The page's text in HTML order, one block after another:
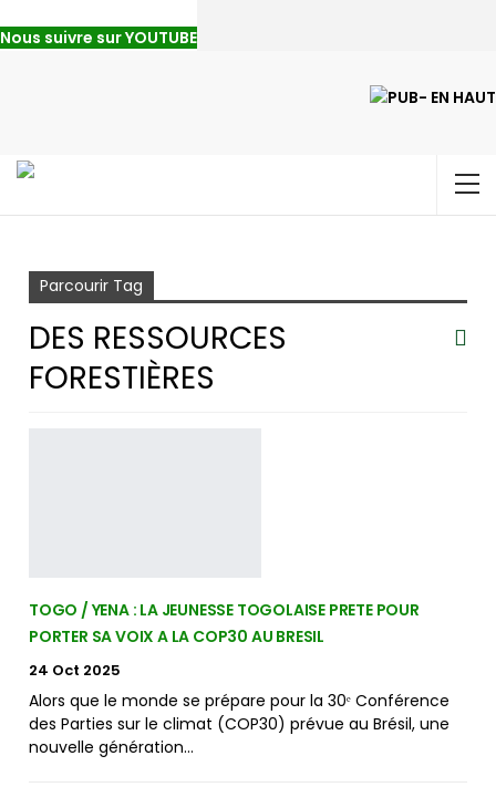
Nous suivre sur YOUTUBE
Parcourir Tag
DES RESSOURCES
FORESTIÈRES
TOGO / YENA : LA JEUNESSE TOGOLAISE PRETE POUR
PORTER SA VOIX A LA COP30 AU BRESIL
24 Oct 2025
Alors que le monde se prépare pour la 30ᵉ Conférence
des Parties sur le climat (COP30) prévue au Brésil, une
nouvelle génération…